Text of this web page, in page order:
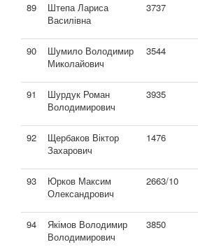
89
Штепа Лариса
Василівна
3737
90
Шумило Володимир
Миколайович
3544
91
Шурдук Роман
Володимирович
3935
92
Щербаков Віктор
Захарович
1476
93
Юрков Максим
Олександрович
2663/10
94
Якімов Володимир
Володимирович
3850